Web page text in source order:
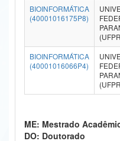
Ministério da Ciência, Tecnologia,
Ministério do Turismo
Ministério do Desenvolvimento
Ministério da Mulher, da Família e dos
BIOINFORMÁTICA
(40001016175P8)
BIOINFORMÁTICA
(40001016066P4)
ME: Mestrado
DO: Doutorado